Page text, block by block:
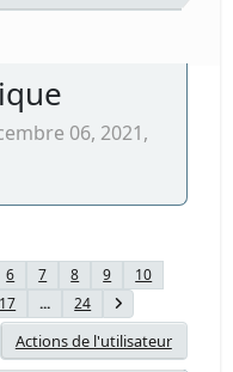
06, 2021,
6 7 8 9
10
17 ... 24
Actions de l'utilisateur